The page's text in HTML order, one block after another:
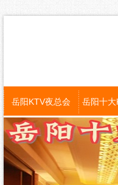
岳阳KTV夜总会 岳阳十